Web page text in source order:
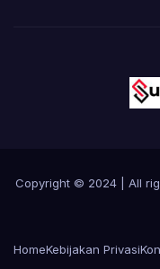
Copyright © 2024 | All
HomeKebijakan Privasi